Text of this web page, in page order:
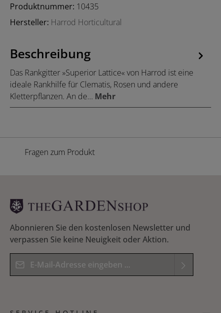
Produktnummer: 10435
Hersteller: Harrod Horticultural
Beschreibung
Das Rankgitter »Superior Lattice« von Harrod ist eine
ideale Rankhilfe für Clematis, Rosen und andere
Kletterpflanzen. An de… Mehr
Fragen zum Produkt
Abonnieren Sie den kostenlosen Newsletter und
verpassen Sie keine Neuigkeit oder Aktion.
E-Mail-Adresse*